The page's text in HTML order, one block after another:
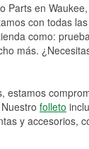
Parts en Waukee
con todas
como:
más.
estamos
folleto
y accesorios,